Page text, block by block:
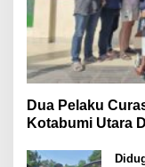
Dua Pelaku
Kotabumi Utara